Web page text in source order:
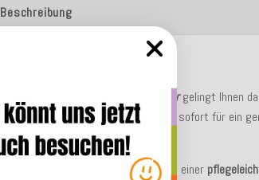
Beschreibung
Yucatan Outdoorgelingt Ihnen
farbenfrohe Wohn-Accessoire sorgt sofort für ein
aufBalkon,Terrasseund im
Alle Sitzkissen dieser Serie sind aus einer